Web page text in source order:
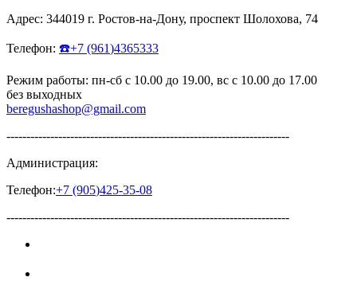
Адрес: 344019 г. Ростов-на-Дону, проспект Шолохова, 74
Телефон: ☎️+7 (961)4365333
Режим работы: пн-сб с 10.00 до 19.00, вс с 10.00 до 17.00
без выходных
beregushashop@gmail.com
-----------------------------------------------------------------------
Администрация:
Телефон:+7 (905)425-35-08
-----------------------------------------------------------------------